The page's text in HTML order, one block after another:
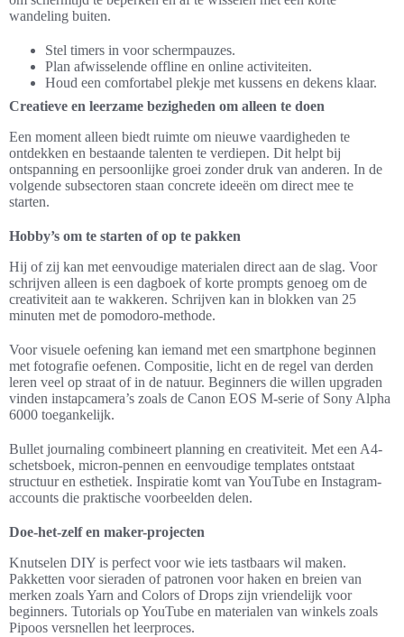
wandeling buiten.
Stel timers in voor schermpauzes.
Plan afwisselende offline en online activiteiten.
Houd een comfortabel plekje met kussens en dekens klaar.
Creatieve en leerzame bezigheden om alleen te doen
Een moment alleen biedt ruimte om nieuwe vaardigheden te
ontdekken en bestaande talenten te verdiepen. Dit helpt bij
ontspanning en persoonlijke groei zonder druk van anderen. In de
volgende subsectoren staan concrete ideeën om direct mee te
starten.
Hobby’s om te starten of op te pakken
Hij of zij kan met eenvoudige materialen direct aan de slag. Voor
schrijven alleen is een dagboek of korte prompts genoeg om de
creativiteit aan te wakkeren. Schrijven kan in blokken van 25
minuten met de pomodoro-methode.
Voor visuele oefening kan iemand met een smartphone beginnen
met fotografie oefenen. Compositie, licht en de regel van derden
leren veel op straat of in de natuur. Beginners die willen upgraden
vinden instapcamera’s zoals de Canon EOS M-serie of Sony Alpha
6000 toegankelijk.
Bullet journaling combineert planning en creativiteit. Met een A4-
schetsboek, micron-pennen en eenvoudige templates ontstaat
structuur en esthetiek. Inspiratie komt van YouTube en Instagram-
accounts die praktische voorbeelden delen.
Doe-het-zelf en maker-projecten
Knutselen DIY is perfect voor wie iets tastbaars wil maken.
Pakketten voor sieraden of patronen voor haken en breien van
merken zoals Yarn and Colors of Drops zijn vriendelijk voor
beginners. Tutorials op YouTube en materialen van winkels zoals
Pipoos versnellen het leerproces.